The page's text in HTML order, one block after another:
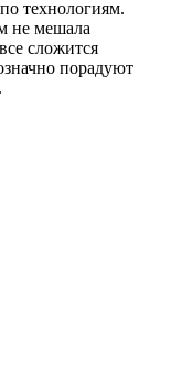
технологиям.
не мешала
сложится
порадуют